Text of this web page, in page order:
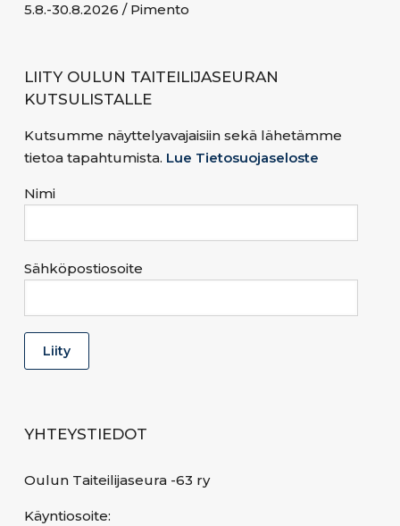
5.8.-30.8.2026 / Pimento
LIITY OULUN TAITEILIJASEURAN
KUTSULISTALLE
Kutsumme näyttelyavajaisiin sekä lähetämme
tietoa tapahtumista. Lue Tietosuojaseloste
Nimi
Sähköpostiosoite
YHTEYSTIEDOT
Oulun Taiteilijaseura -63 ry
Käyntiosoite: